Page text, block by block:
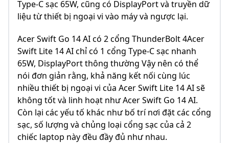
Type-C sạc 65W, cũng có DisplayPort và truyền dữ
liệu từ thiết bị ngoại vi vào máy và ngược lại.
Acer Swift Go 14 AI có 2 cổng ThunderBolt 4Acer
Swift Lite 14 AI chỉ có 1 cổng Type-C sạc nhanh
65W, DisplayPort thông thường Vậy nên có thể
nói đơn giản rằng, khả năng kết nối cùng lúc
nhiều thiết bị ngoại vi của Acer Swift Lite 14 AI sẽ
không tốt và linh hoạt như Acer Swift Go 14 AI.
Còn lại các yếu tố khác như bố trí nơi đặt các cổng
sạc, số lượng và chủng loại cổng sạc của cả 2
chiếc laptop này đều đầy đủ như nhau.